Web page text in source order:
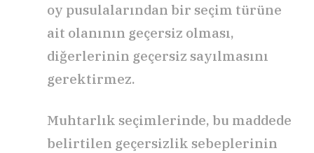
oy pusulalarından bir seçim türüne
ait olanının geçersiz olması,
diğerlerinin geçersiz sayılmasını
gerektirmez.
Muhtarlık seçimlerinde, bu maddede
belirtilen geçersizlik sebeplerinin